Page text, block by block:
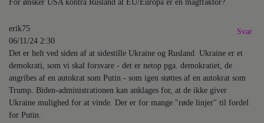
erik75
06/11/24 2:30
Det er helt ved siden af at sidestille Ukraine og Rusland. Ukraine er et
demokrati, som vi skal forsvare - det er netop pga. demokratiet, de
angribes af en autokrat som Putin - som igen støttes af en autokrat som
Trump. Biden-administrationen kan anklages for, at de ikke giver
Ukraine mulighed for at vinde. Der er for mange "røde linjer" til fordel
for Putin.
Svar